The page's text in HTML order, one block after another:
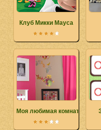
Клуб Микки Мауса
Моя любимая комната